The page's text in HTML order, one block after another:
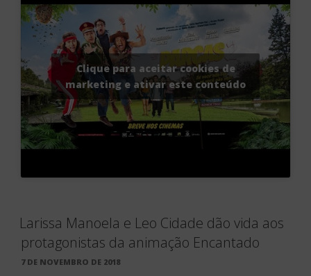
Clique para aceitar cookies de
marketing e ativar este conteúdo
Larissa Manoela e Leo Cidade dão vida aos
protagonistas da animação Encantado
PUBLICADO
7 DE NOVEMBRO DE 2018